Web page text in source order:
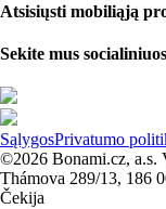
Atsisiųsti mobiliąją
Sekite mus
SąlygosPrivatumo
©2026 Bonami.cz, a.s.
Thámova 289/13, 186
Čekija